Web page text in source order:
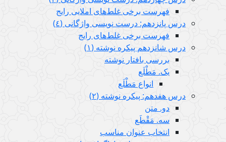
فهرست برخی غلط‌های املایی رایج
درس پانزدهم: درست نویسی واژگانی (٤)
فهرست برخی غلط‌های رایج
درس شانزدهم پیکره نوشته (١)
بررسی بافتار نوشته
یک. مَطْلَع
انواع مَطْلَع
درس هفدهم: پیکره نوشته (٢)
دو. متن
سه. مَقْطَع
انتخاب عنوان مناسب